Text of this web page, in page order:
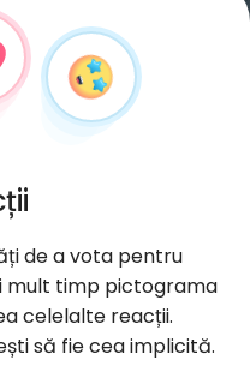
de a vota pentru
mult timp pictograma
celelalte reacții.
să fie cea implicită.